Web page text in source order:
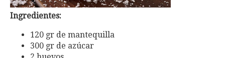
Ingredientes:
120 gr de mantequilla
300 gr de azúcar